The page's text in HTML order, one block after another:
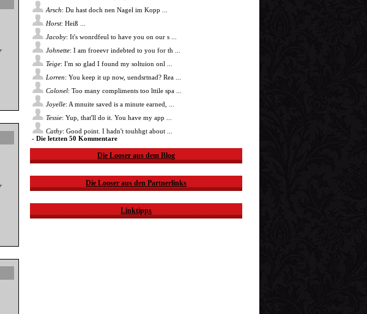
Arsch: Du hast doch nen Nagel im Kopp ...
Horst: Heiß ...
Jacoby: It's wonrdfeul to have you on our s ...
Johnette: I am froeevr indebted to you for th ...
Teige: I'm so glad I found my soltuion onl ...
Lorren: You keep it up now, uendsrtnad? Rea ...
Colonel: Too many compliments too lttile spa ...
Joyelle: A mnuite saved is a minute earned, ...
Tessie: Yup, that'll do it. You have my app ...
Cathy: Good point. I hadn't touhhgt about ...
- Die letzten 50 Kommentare
Die Looser aus dem Blog
Die Looser aus den Partnerlinks
Linktipps